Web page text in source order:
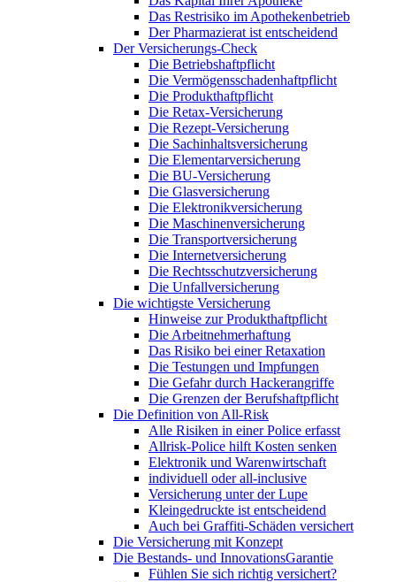
Das Restrisiko im Apothekenbetrieb
Der Pharmazierat ist entscheidend
Der Versicherungs-Check
Die Betriebshaftpflicht
Die Vermögensschadenhaftpflicht
Die Produkthaftpflicht
Die Retax-Versicherung
Die Rezept-Versicherung
Die Sachinhaltsversicherung
Die Elementarversicherung
Die BU-Versicherung
Die Glasversicherung
Die Elektronikversicherung
Die Maschinenversicherung
Die Transportversicherung
Die Internetversicherung
Die Rechtsschutzversicherung
Die Unfallversicherung
Die wichtigste Versicherung
Hinweise zur Produkthaftpflicht
Die Arbeitnehmerhaftung
Das Risiko bei einer Retaxation
Die Testungen und Impfungen
Die Gefahr durch Hackerangriffe
Die Grenzen der Berufshaftpflicht
Die Definition von All-Risk
Alle Risiken in einer Police erfasst
Allrisk-Police hilft Kosten senken
Elektronik und Warenwirtschaft
individuell oder all-inclusive
Versicherung unter der Lupe
Kleingedruckte ist entscheidend
Auch bei Graffiti-Schäden versichert
Die Versicherung mit Konzept
Die Bestands- und InnovationsGarantie
Fühlen Sie sich richtig versichert?